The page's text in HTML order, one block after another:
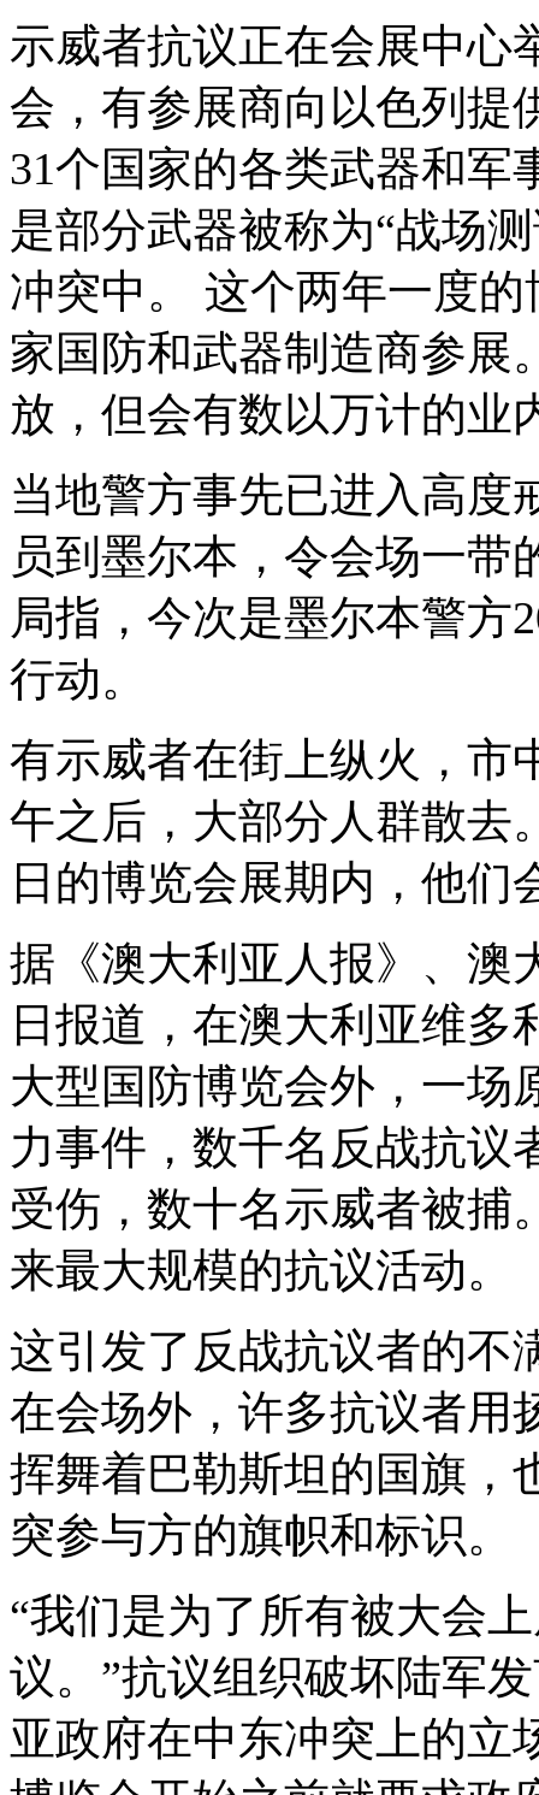
示威者抗议正在会展中心
会，有参展商向以色列提
31个国家的各类武器和军
是部分武器被称为“战场
冲突中。
这个两年一度
家国防和武器制造商参展
放，但会有数以万计的业
当地警方事先已进入高度
员到墨尔本，令会场一带
局指，今次是墨尔本警方
行动。
有示威者在街上纵火，市
午之后，大部分人群散去
日的博览会展期内，他们
据《澳大利亚人报》、澳
日报道，在澳大利亚维
大型国防博览会外，一场
力事件，数千名反战抗议
受伤，数十名示威者被捕
来最大规模的抗议活动。
这引发了反战抗议者的不
在会场外，许多抗议者用
挥舞着巴勒斯坦的国旗，
突参与方的旗帜和标识。
“我们是为了所有被大会
议。”抗议组织破坏陆军
亚政府在中东冲突上的立